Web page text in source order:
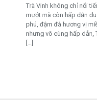
Trà Vinh không chỉ nổi
mướt mà còn hấp dẫn
phú, đậm đà hương vị
nhưng vô cùng hấp dẫn,